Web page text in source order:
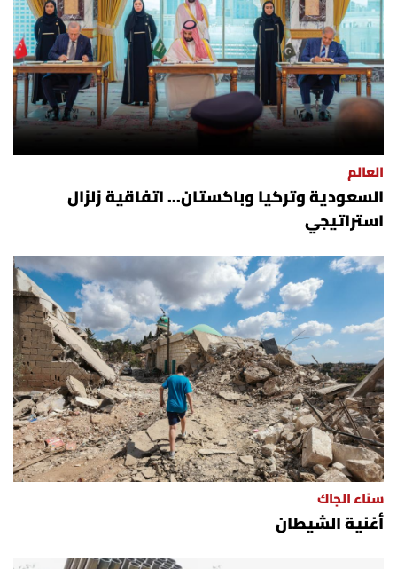
العالم
السعودية وتركيا وباكستان... اتفاقية زلزال
استراتيجي
سناء الجاك
أغنية الشيطان